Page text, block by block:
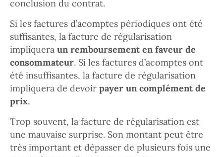
conclusion du contrat.
Si les factures d’acomptes périodiques ont été
suffisantes, la facture de régularisation
impliquera un remboursement en faveur de
consommateur. Si les factures d’acomptes ont
été insuffisantes, la facture de régularisation
impliquera de devoir payer un complément de
prix.
Trop souvent, la facture de régularisation est
une mauvaise surprise. Son montant peut être
très important et dépasser de plusieurs fois une